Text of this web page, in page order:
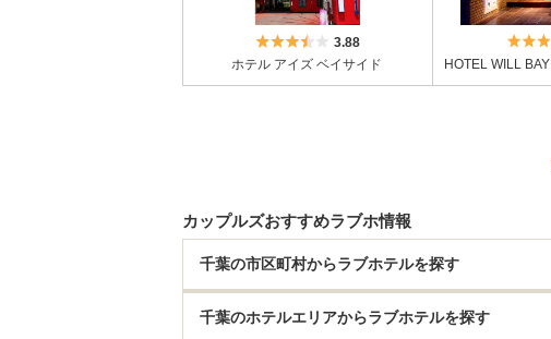
5つ星のうち3.5
3.88
ホテル アイズ ベイサイド
カップルズおすすめラブホ情報
千葉の市区町村からラブホテルを探す
千葉のホテルエリアからラブホテルを探す